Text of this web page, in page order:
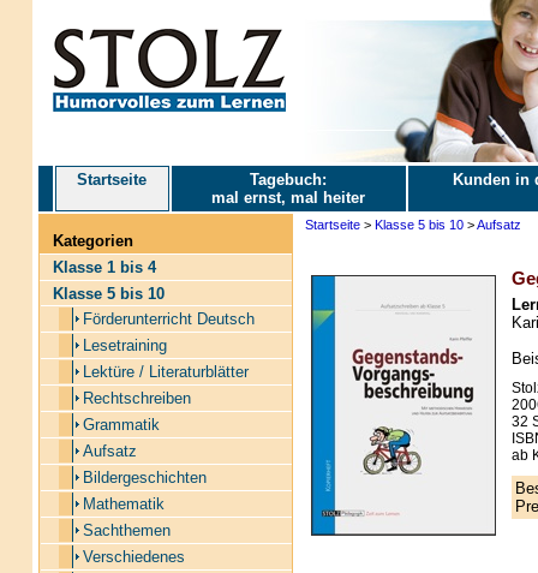
Startseite
Tagebuch:
mal ernst, mal heiter
Kunden in
Kategorien
Klasse 1 bis 4
Klasse 5 bis 10
Förderunterricht Deutsch
Lesetraining
Lektüre / Literaturblätter
Rechtschreiben
Grammatik
Aufsatz
Bildergeschichten
Mathematik
Sachthemen
Verschiedenes
Startseite> Klasse 5 bis 10>Aufsatz
32
ab